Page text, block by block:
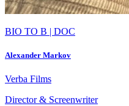
BIO TO B | DOC
Alexander Markov
Verba Films
Director & Screenwriter